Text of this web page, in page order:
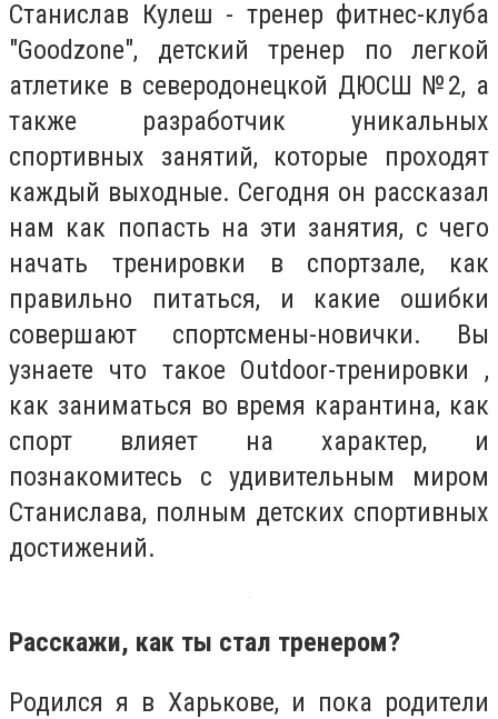
Станислав Кулеш - тренер фитнес-клуба
"Goodzone", детский тренер по легкой
атлетике в северодонецкой ДЮСШ №2, а
также разработчик уникальных
спортивных занятий, которые проходят
каждый выходные. Сегодня он рассказал
нам как попасть на эти занятия, с чего
начать тренировки в спортзале, как
правильно питаться, и какие ошибки
совершают спортсмены-новички. Вы
узнаете что такое Outdoor-тренировки ,
как заниматься во время карантина, как
спорт влияет на характер, и
познакомитесь с удивительным миром
Станислава, полным детских спортивных
достижений.
Расскажи, как ты стал тренером?
Родился я в Харькове, и пока родители